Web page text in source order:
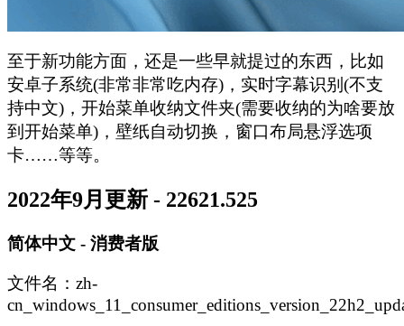
至于新功能方面，还是一些早就提过的东西，比如
安卓子系统(非常非常吃内存)，实时字幕识别(不支
持中文)，开始菜单收纳文件夹(需要收纳的为啥要放
到开始菜单)，壁纸自动切换，窗口布局悬浮选项
卡……等等。
2022年9月更新 - 22621.525
简体中文 - 消费者版
文件名：zh-